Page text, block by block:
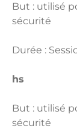
But : utilisé
sécurité
Durée :
hs
But : utilisé
sécurité